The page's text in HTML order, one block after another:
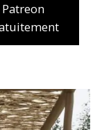
Patreon